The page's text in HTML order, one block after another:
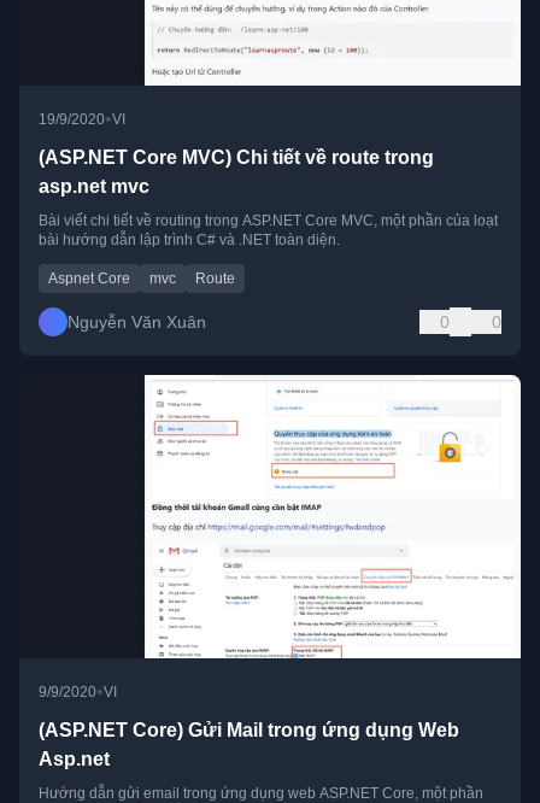
19/9/2020•VI
(ASP.NET Core MVC) Chi tiết về route trong
asp.net mvc
Bài viết chi tiết về routing trong ASP.NET Core MVC, một phần của loạt
bài hướng dẫn lập trình C# và .NET toàn diện.
Aspnet Core mvc Route
Nguyễn Văn Xuân 0 0
9/9/2020•VI
(ASP.NET Core) Gửi Mail trong ứng dụng Web
Asp.net
Hướng dẫn gửi email trong ứng dụng web ASP.NET Core, một phần